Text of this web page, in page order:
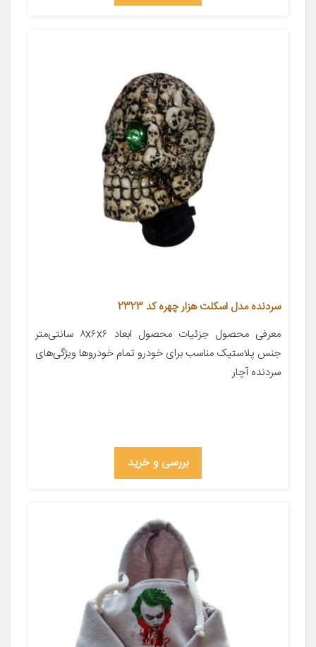
سردنده مدل اسکلت هزار چهره کد 2323
معرفی محصول جزئیات محصول ابعاد ۸x۶x۶ سانتی‌متر
جنس پلاستیک مناسب برای خودرو تمام خودروها ویژگی‌های
سردنده آچار
بررسی و خرید